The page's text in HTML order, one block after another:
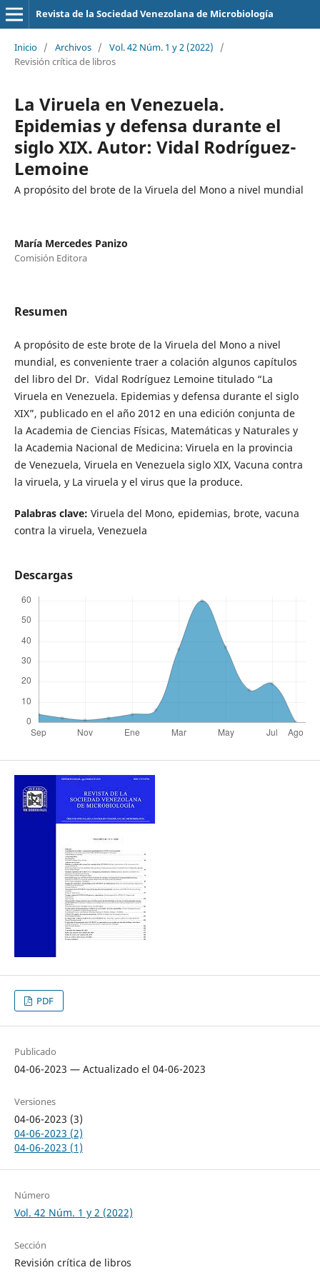
Revista de la Sociedad Venezolana de Microbiología
Inicio / Archivos / Vol. 42 Núm. 1 y 2 (2022)
/
Revisión crítica de libros
La Viruela en Venezuela.
Epidemias y defensa durante el
siglo XIX. Autor: Vidal Rodríguez-
Lemoine
A propósito del brote de la Viruela del Mono a nivel mundial
María Mercedes Panizo
Comisión Editora
Resumen
A propósito de este brote de la Viruela del Mono a nivel
mundial, es conveniente traer a colación algunos capítulos
del libro del Dr. Vidal Rodríguez Lemoine titulado “La
Viruela en Venezuela. Epidemias y defensa durante el siglo
XIX”, publicado en el año 2012 en una edición conjunta de
la Academia de Ciencias Físicas, Matemáticas y Naturales y
la Academia Nacional de Medicina: Viruela en la provincia
de Venezuela, Viruela en Venezuela siglo XIX, Vacuna contra
la viruela, y La viruela y el virus que la produce.
Palabras clave: Viruela del Mono, epidemias, brote, vacuna
contra la viruela, Venezuela
Descargas
PDF
Publicado
04-06-2023 — Actualizado el 04-06-2023
Versiones
04-06-2023 (3)
04-06-2023 (2)
04-06-2023 (1)
Número
Vol. 42 Núm. 1 y 2 (2022)
Sección
Revisión crítica de libros